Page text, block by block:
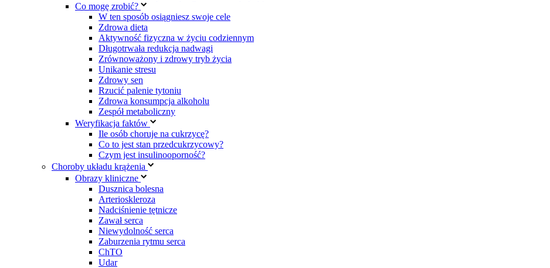
Co mogę zrobić?
W ten sposób osiągniesz swoje cele
Zdrowa dieta
Aktywność fizyczna w życiu codziennym
Długotrwała redukcja nadwagi
Zrównoważony i zdrowy tryb życia
Unikanie stresu
Zdrowy sen
Rzucić palenie tytoniu
Zdrowa konsumpcja alkoholu
Zespół metaboliczny
Weryfikacja faktów
Ile osób choruje na cukrzycę?
Co to jest stan przedcukrzycowy?
Czym jest insulinooporność?
Choroby układu krążenia
Obrazy kliniczne
Dusznica bolesna
Arterioskleroza
Nadciśnienie tętnicze
Zawał serca
Niewydolność serca
Zaburzenia rytmu serca
ChTO
Udar